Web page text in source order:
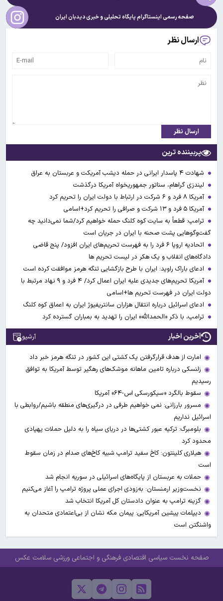
صفحه رسمی اینستاگرام پایگاه تحلیلی و خبریدیدبان ایران
ارسال نظر
ارسال نظر
پربیننده ترین
شهادت ۴ پاسدار ایرانی در حمله دیشب آمریکت و عربستان به عراق
لیندزی گراهام، سناتور جمهوریخواه آمریکا درگذشت
آمریکا ۸ فرد و ۶ شرکت در ارتباط با دولت ایران را تحریم کرد
آمریکا ۵ فرد و ۱۳ شرکت و صرافی را تحریم کرد+اسامی
ترامپ: قطعاً به سایت کوه کلنگ حمله خواهیم کرد/شما نمی‌دانید چه
گفت‌وگوهایی پشت صحنه با ایران در جریان است
اتحادیه اروپا ۶ فرد را به فهرست تحریم‌های ایران افزود/ پنج قاضی
دادگاه‌های انقلاب و یک هکر در لیست تحریم ها
ادعای باراک راوید: ایران با طرح بازگشایی تنگه هرمز موافقت کرده است
آمریکا تحریم‌های جدیدی علیه ایران اعمال کرد/ ۴ فرد و ۹ نهاد مرتبط با
دولت ایران در فهرست تحریم ها+اسامی
ادعای اسرائیل درباره انتقال هزاران سانتریفیوژ ایران به اعماق کوه کلنگ
ترامپ، با ذکر «الحمدالله» ایران را تهدید به بمباران گسترده کرد
آخرین اخبار آرشیو
امارت از هدف قرارگرفتن یک کشتی این کشور در تنگه هرمز خبر داد
زلنسکی درباره تامین ماهانه موشک‌های رهگیر توسط آمریکا به توافق
رسیدیم
سقوط بالگرد «سیکورسکی اس-۶۴» آمریکا
مسرور بارزانی: نمی خواهیم طرفی در درگیری‌های منطقه باشیم/روابطی با
اسرائیل نداریم
بلومبرگ: ترکیه عبور کشتی‌ها در دریای سیاه را به دلیل حملات پهپادی
محدود کرد
هیلاری کلینتون: کاخ سفید ترامپ شبیه کاخ‌های صدام در زمان سقوط
است
حملات به عربستان از پایگاه‌های اسرائیلی در سوریه انجام شد
نخست‌وزیر ارمنستان: به‌زودی اجرای عملی پروژه ترامپ را آغاز می‌کنیم
گزینه ترامپ به عنوان دادستان کل آمریکا انتخاب شد
دیپلمات پیشین آمریکایی: پیمان مکه نشان از بی‌اعتمادی متحدان به
واشنگتن است
صفحه نخست سیاسی اقتصادی فرهنگی و اجتماعی ورزشی سلامت عکس